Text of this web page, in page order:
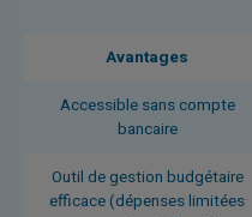
Avantages
Accessible sans compte
bancaire
Outil de gestion budgétaire
efficace (dépenses limitées